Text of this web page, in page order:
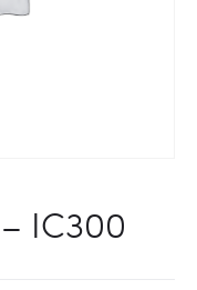
IC300